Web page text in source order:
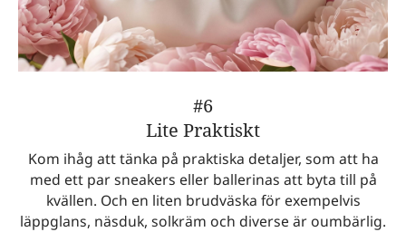
#6
Lite Praktiskt
Kom ihåg att tänka på praktiska detaljer, som att ha
med ett par sneakers eller ballerinas att byta till på
kvällen. Och en liten brudväska för exempelvis
läppglans, näsduk, solkräm och diverse är oumbärlig.